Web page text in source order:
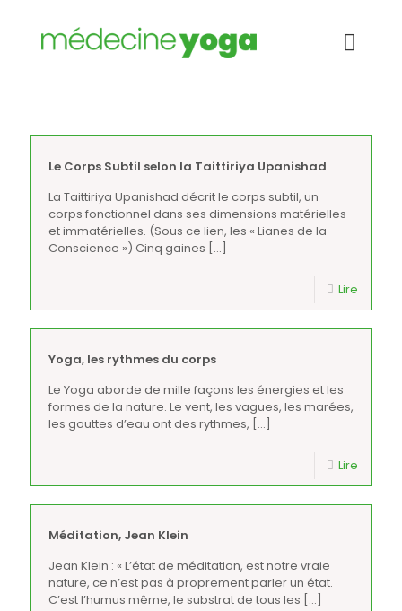
Pratique
Le Corps Subtil selon la Taittiriya Upanishad
La Taittiriya Upanishad décrit le corps subtil, un
corps fonctionnel dans ses dimensions matérielles
et immatérielles. (Sous ce lien, les « Lianes de la
Conscience ») Cinq gaines […]
Lire
Yoga, les rythmes du corps
Le Yoga aborde de mille façons les énergies et les
formes de la nature. Le vent, les vagues, les marées,
les gouttes d’eau ont des rythmes, […]
Lire
Méditation, Jean Klein
Jean Klein : « L’état de méditation, est notre vraie
nature, ce n’est pas à proprement parler un état.
C’est l’humus même, le substrat de tous les […]